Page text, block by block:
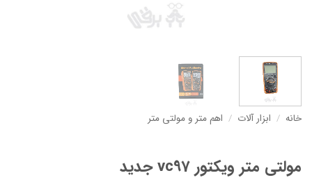
خانه / ابزار آلات / اهم متر و مولتی متر
مولتی متر ویکتور vc97 جدید